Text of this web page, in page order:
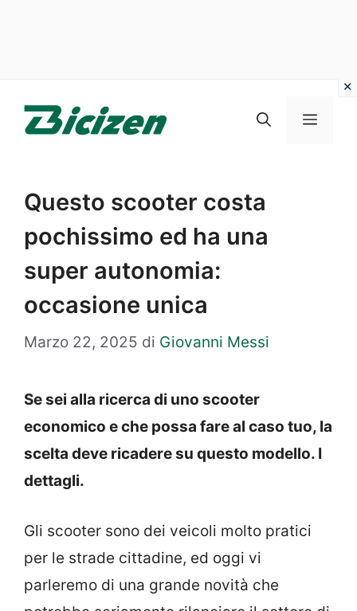
Menu
Questo scooter costa
pochissimo ed ha una
super autonomia:
occasione unica
Marzo 22, 2025 di Giovanni Messi
Se sei alla ricerca di uno scooter
economico e che possa fare al caso tuo, la
scelta deve ricadere su questo modello. I
dettagli.
Gli scooter sono dei veicoli molto pratici
per le strade cittadine, ed oggi vi
parleremo di una grande novità che